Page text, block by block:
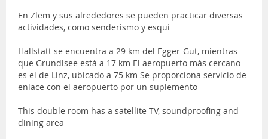
En Zlem y sus alrededores se pueden practicar diversas
actividades, como senderismo y esquí
Hallstatt se encuentra a 29 km del Egger-Gut, mientras
que Grundlsee está a 17 km El aeropuerto más cercano
es el de Linz, ubicado a 75 km Se proporciona servicio de
enlace con el aeropuerto por un suplemento
This double room has a satellite TV, soundproofing and
dining area